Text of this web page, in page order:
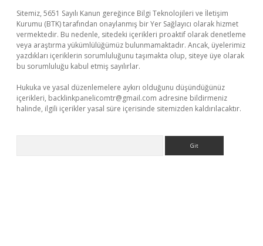
Sitemiz, 5651 Sayılı Kanun gereğince Bilgi Teknolojileri ve İletişim
Kurumu (BTK) tarafından onaylanmış bir Yer Sağlayıcı olarak hizmet
vermektedir. Bu nedenle, sitedeki içerikleri proaktif olarak denetleme
veya araştırma yükümlülüğümüz bulunmamaktadır. Ancak, üyelerimiz
yazdıkları içeriklerin sorumluluğunu taşımakta olup, siteye üye olarak
bu sorumluluğu kabul etmiş sayılırlar.
Hukuka ve yasal düzenlemelere aykırı olduğunu düşündüğünüz
içerikleri, backlinkpanelicomtr@gmail.com adresine bildirmeniz
halinde, ilgili içerikler yasal süre içerisinde sitemizden kaldırılacaktır.